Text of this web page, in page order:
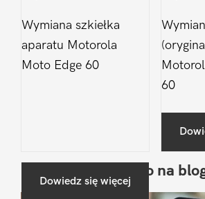
Wymiana szkiełka
aparatu Motorola
Moto Edge 60
Dowiedz się więcej
60
Pierwszy
Ostatnio na